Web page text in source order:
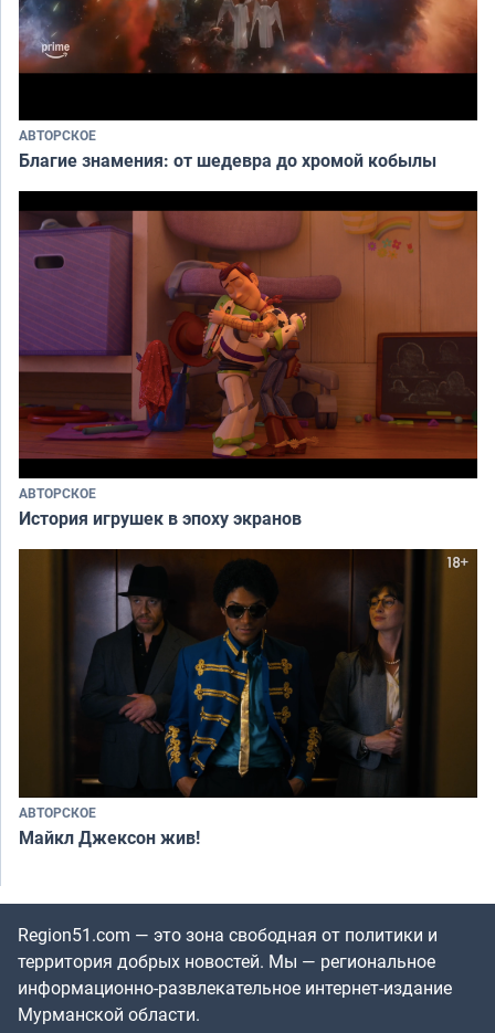
АВТОРСКОЕ
Благие знамения: от шедевра до хромой кобылы
АВТОРСКОЕ
История игрушек в эпоху экранов
АВТОРСКОЕ
Майкл Джексон жив!
Region51.com — это зона свободная от политики и
территория добрых новостей. Мы — региональное
информационно-развлекательное интернет-издание
Мурманской области.